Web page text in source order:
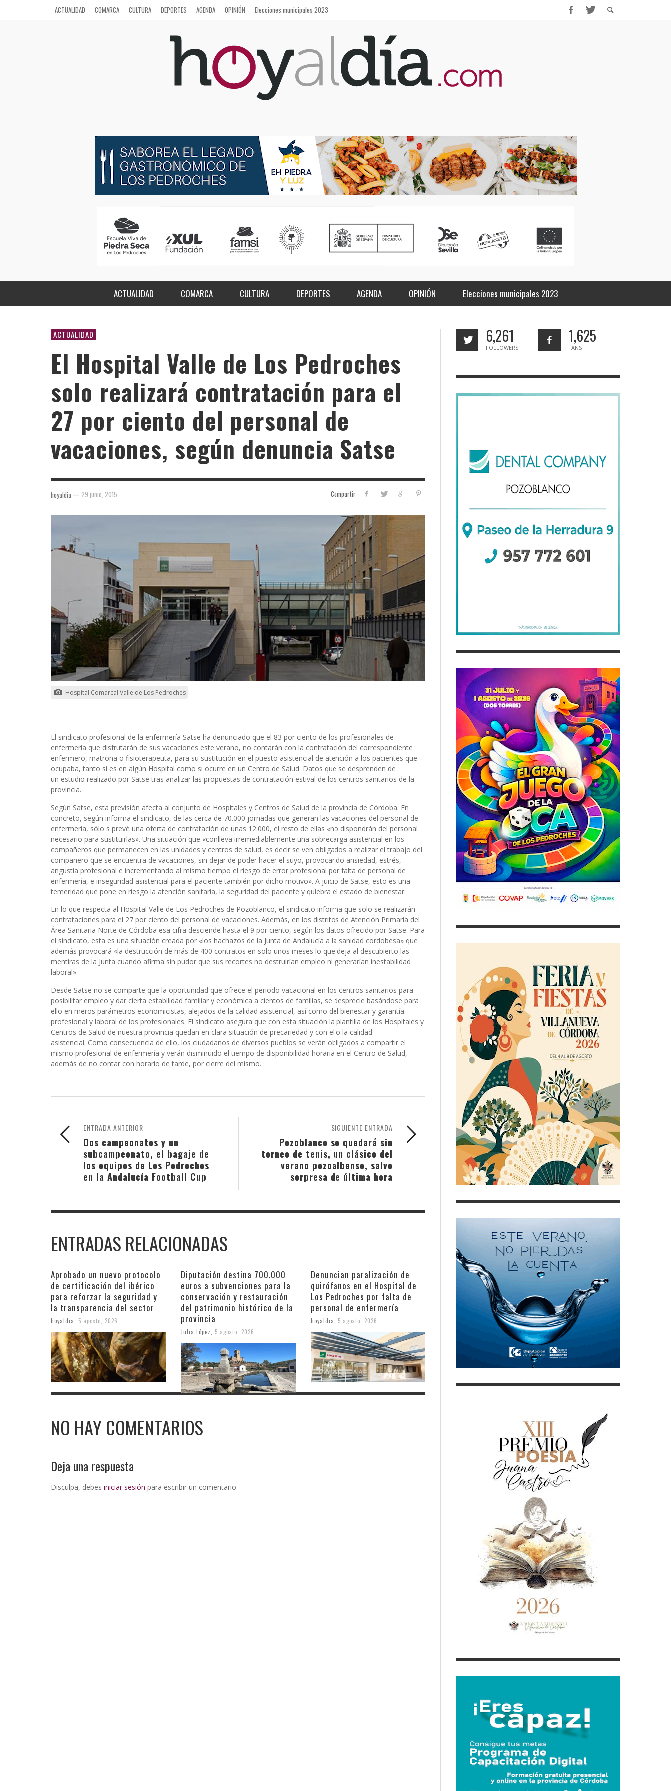
ACTUALIDAD COMARCA CULTURA DEPORTES AGENDA OPINIÓN Elecciones municipales 2023
ACTUALIDAD COMARCA CULTURA DEPORTES AGENDA OPINIÓN Elecciones municipales 2023
ACTUALIDAD
El Hospital Valle de Los Pedroches
solo realizará contratación para el
27 por ciento del personal de
vacaciones, según denuncia Satse
Compartir
hoyaldia — 29 junio, 2015
Hospital Comarcal Valle de Los Pedroches
El sindicato profesional de la enfermería Satse ha denunciado que el 83 por ciento de los profesionales de
enfermería que disfrutarán de sus vacaciones este verano, no contarán con la contratación del correspondiente
enfermero, matrona o fisioterapeuta, para su sustitución en el puesto asistencial de atención a los pacientes que
ocupaba, tanto si es en algún Hospital como si ocurre en un Centro de Salud. Datos que se desprenden de
un estudio realizado por Satse tras analizar las propuestas de contratación estival de los centros sanitarios de la
provincia.
Según Satse, esta previsión afecta al conjunto de Hospitales y Centros de Salud de la provincia de Córdoba. En
concreto, según informa el sindicato, de las cerca de 70.000 jornadas que generan las vacaciones del personal de
enfermería, sólo s prevé una oferta de contratación de unas 12.000, el resto de ellas «no dispondrán del personal
necesario para sustituirlas». Una situación que «conlleva irremediablemente una sobrecarga asistencial en los
compañeros que permanecen en las unidades y centros de salud, es decir se ven obligados a realizar el trabajo del
compañero que se encuentra de vacaciones, sin dejar de poder hacer el suyo, provocando ansiedad, estrés,
angustia profesional e incrementando al mismo tiempo el riesgo de error profesional por falta de personal de
enfermería, e inseguridad asistencial para el paciente también por dicho motivo». A juicio de Satse, esto es una
temeridad que pone en riesgo la atención sanitaria, la seguridad del paciente y quiebra el estado de bienestar.
En lo que respecta al Hospital Valle de Los Pedroches de Pozoblanco, el sindicato informa que solo se realizarán
contrataciones para el 27 por ciento del personal de vacaciones. Además, en los distritos de Atención Primaria del
Área Sanitaria Norte de Córdoba esa cifra desciende hasta el 9 por ciento, según los datos ofrecido por Satse. Para
el sindicato, esta es una situación creada por «los hachazos de la Junta de Andalucía a la sanidad cordobesa» que
además provocará «la destrucción de más de 400 contratos en solo unos meses lo que deja al descubierto las
mentiras de la Junta cuando afirma sin pudor que sus recortes no destruirían empleo ni generarían inestabilidad
laboral».
Desde Satse no se comparte que la oportunidad que ofrece el periodo vacacional en los centros sanitarios para
posibilitar empleo y dar cierta estabilidad familiar y económica a cientos de familias, se desprecie basándose para
ello en meros parámetros economicistas, alejados de la calidad asistencial, así como del bienestar y garantía
profesional y laboral de los profesionales. El sindicato asegura que con esta situación la plantilla de los Hospitales y
Centros de Salud de nuestra provincia quedan en clara situación de precariedad y con ello la calidad
asistencial. Como consecuencia de ello, los ciudadanos de diversos pueblos se verán obligados a compartir el
mismo profesional de enfermería y verán disminuido el tiempo de disponibilidad horaria en el Centro de Salud,
además de no contar con horario de tarde, por cierre del mismo.
SIGUIENTE ENTRADA
Pozoblanco se quedará sin
torneo de tenis, un clásico del
verano pozoalbense, salvo
sorpresa de última hora
ENTRADA ANTERIOR
Dos campeonatos y un
subcampeonato, el bagaje de
los equipos de Los Pedroches
en la Andalucía Football Cup
ENTRADAS RELACIONADAS
Aprobado un nuevo protocolo
de certificación del ibérico
para reforzar la seguridad y
la transparencia del sector
hoyaldia 5 agosto, 2026
Diputación destina 700.000
euros a subvenciones para la
conservación y restauración
del patrimonio histórico de la
provincia
Julia López 5 agosto, 2026
Denuncian paralización de
quirófanos en el Hospital de
Los Pedroches por falta de
personal de enfermería
hoyaldia 5 agosto, 2026
NO HAY COMENTARIOS
Deja una respuesta
Disculpa, debes iniciar sesión para escribir un comentario.
6,261
FOLLOWERS
1,625
FANS